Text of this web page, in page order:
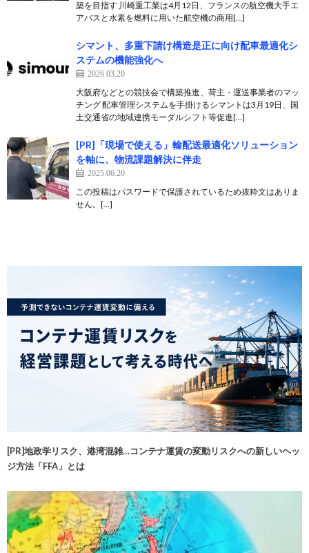
築を目指す 川崎重工業は4月12日、フランスの航空機大手エ
アバスと水素を燃料に用いた航空機の商用[…]
シマント、多重下請け構造是正に向け配車最適化シ
ステムの機能強化へ
2026.03.20
大阪府などとの競技会で構築推進、荷主・運送事業者のマッ
チング 配車管理システムを手掛けるシマントは3月19日、国
土交通省の地域連携モーダルシフト等促進[…]
[PR]「現場で使える」輸配送最適化ソリューション
を軸に、物流課題解決に伴走
2025.06.20
この投稿はパスワードで保護されているため抜粋文はありま
せん。[…]
[PR]地政学リスク、港湾混雑…コンテナ運賃の変動リスクへの新しいヘッ
ジ方法「FFA」とは